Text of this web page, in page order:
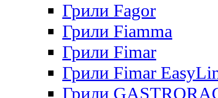
Грили Fagor
Грили Fiamma
Грили Fimar
Грили Fimar
Грили